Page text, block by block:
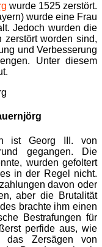
wurde 1525 zerstört.
wurde eine Frau
Jedoch wurden die
zerstört worden sind,
und Verbesserung
Unter diesem
ist Georg III. von
gegangen. Die
wurden gefoltert
in der Regel nicht.
davon oder
aber die Brutalität
brachte ihm einen
Bestrafungen für
perfide aus, wie
das Zersägen von